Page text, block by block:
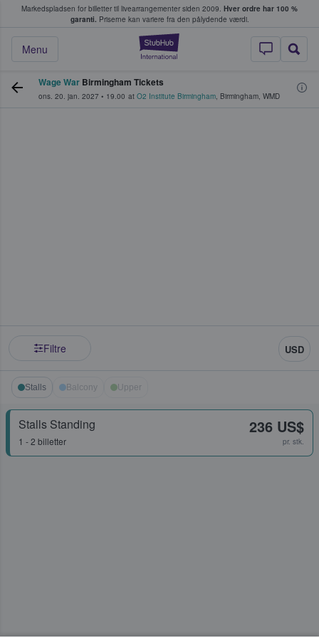
Markedspladsen for billetter til livearrangementer siden 2009. Hver ordre har 100 %
garanti. Priserne kan variere fra den pålydende værdi.
StubHub - Hvor
Menu
køber og sælger billetter
Wage War Birmingham Tickets
ons. 20. jan. 2027 • 19.00 at O2 Institute Birmingham, Birmingham, WMD
Filtre USD
Stalls Balcony Upper
Stalls Standing
1 - 2 billetter
236 US$
pr. stk.